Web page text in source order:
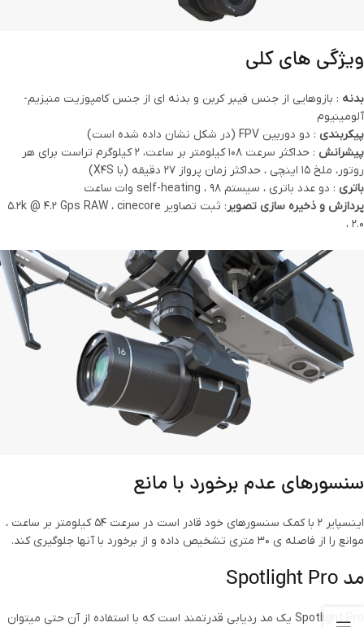
ویژگی های کلی
بدنه : بازوهایی از جنس فیبر کربن و بدنه ای از جنس کامپوزیت منیزیم-
آلومینیوم
پیکربندی : دو دوربین FPV (در شکل نشان داده شده است)
پیشرانش
: حداکثر سرعت 108 کیلومتر بر ساعت، 2 کیلوگرم تراست برای هر
روتور، ملخ 15 اینچی ، حداکثر زمان پرواز 27 دقیقه (با X4S)
باتری : دو عدد باتری ، سیستم self-heating ، 98 وات ساعت
پردازش و ذخیره سازی تصویر
: ثبت تصاویر 5.2k @ 4.2 Gps RAW ، cinecore
2.0 ،
سنسورهای عدم برخورد با مانع
اینسپایر 2 با کمک سنسورهای خود قادر است در سرعت 54 کیلومتر بر ساعت ،
موانع را از فاصله ی 30 متری تشخیص داده و از برخورد با آنها جلوگیری کند.
مد Spotlight Pro
Spotlight Pro یک مد ردیابی قدرتمند است که با استفاده از آن حتی میتوان